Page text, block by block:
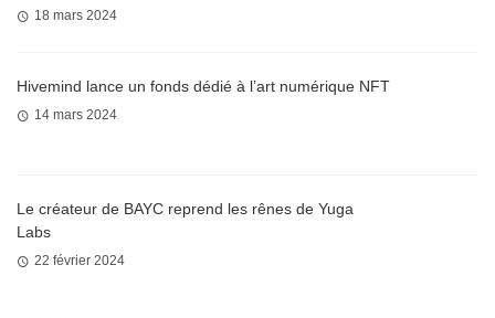
18 mars 2024
Hivemind lance un fonds dédié à l’art numérique NFT
14 mars 2024
Le créateur de BAYC reprend les rênes de Yuga
Labs
22 février 2024